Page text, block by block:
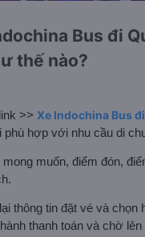
Bus đi
thế nào?
>> Xe Indochina Bus
phù hợp với nhu cầu di
muốn, điểm đón,
thông tin đặt vé và chọn
thanh toán và chờ lên